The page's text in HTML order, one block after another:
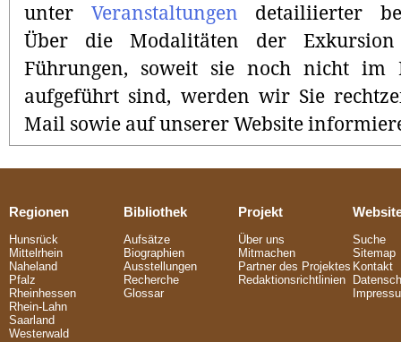
unter Veranstaltungen detailiierter
Über die Modalitäten der
Führungen, soweit sie noch nicht im
aufgeführt sind, werden wir Sie
Mail sowie auf unserer Website
Regionen
Hunsrück
Mittelrhein
Naheland
Pfalz
Rheinhessen
Rhein-Lahn
Saarland
Westerwald
Bibliothek
Aufsätze
Biographien
Ausstellungen
Recherche
Glossar
Projekt
Über uns
Mitmachen
Partner des Projektes
Redaktionsrichtlinien
Suche
Sitemap
Kontakt